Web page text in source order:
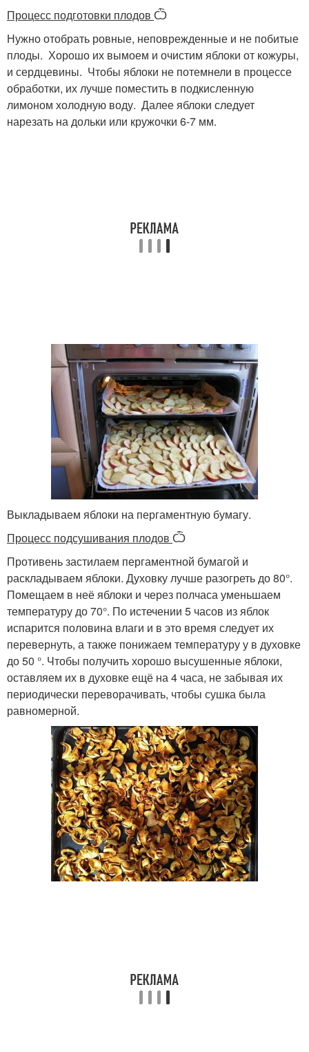
Процесс подготовки плодов Ѽ
Нужно отобрать ровные, неповрежденные и не побитые
плоды. Хорошо их вымоем и очистим яблоки от кожуры,
и сердцевины. Чтобы яблоки не потемнели в процессе
обработки, их лучше поместить в подкисленную
лимоном холодную воду. Далее яблоки следует
нарезать на дольки или кружочки 6-7 мм.
Выкладываем яблоки на пергаментную бумагу.
Процесс подсушивания плодов Ѽ
Противень застилаем пергаментной бумагой и
раскладываем яблоки. Духовку лучше разогреть до 80°.
Помещаем в неё яблоки и через полчаса уменьшаем
температуру до 70°. По истечении 5 часов из яблок
испарится половина влаги и в это время следует их
перевернуть, а также понижаем температуру у в духовке
до 50 °. Чтобы получить хорошо высушенные яблоки,
оставляем их в духовке ещё на 4 часа, не забывая их
периодически переворачивать, чтобы сушка была
равномерной.